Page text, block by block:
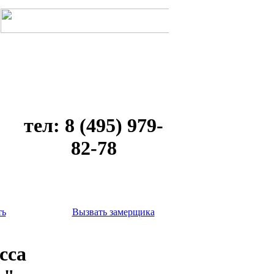
тел: 8 (495) 979-
82-78
Вызвать замерщика